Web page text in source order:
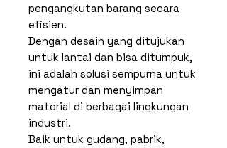
pengangkutan barang secara
efisien.
Dengan desain yang ditujukan
untuk lantai dan bisa ditumpuk,
ini adalah solusi sempurna untuk
mengatur dan menyimpan
material di berbagai lingkungan
industri.
Baik untuk gudang, pabrik,